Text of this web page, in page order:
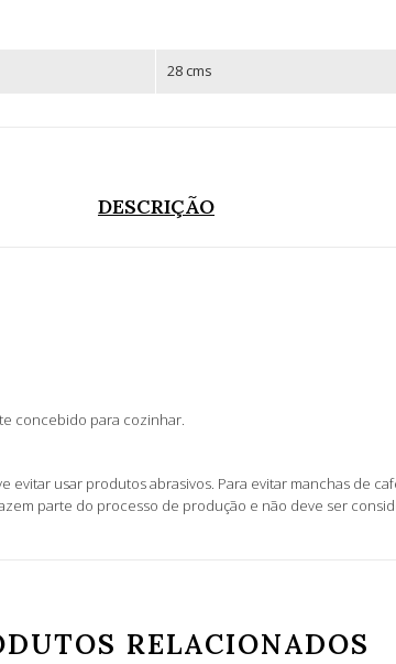
28 cms
DESCRIÇÃO
concebido para cozinhar.
evitar usar produtos abrasivos. Para evitar manchas de
parte do processo de produção e não deve ser
RELACIONADOS